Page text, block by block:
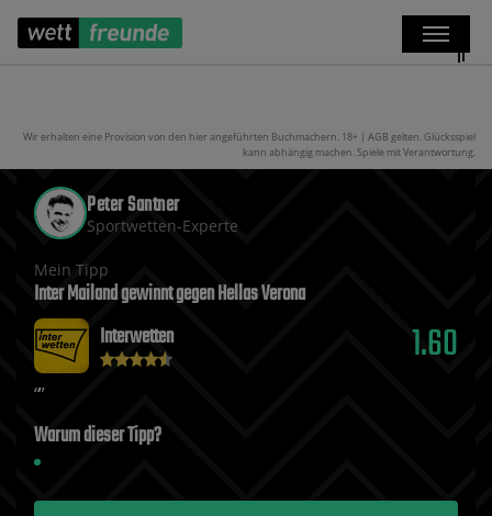
Wir erhalten eine Provision von den hier angeführten Buchmachern. 18+ | AGB gelten. Glücksspiel
kann abhängig machen. Spiele mit Verantwortung.
Peter Santner
Sportwetten-Experte
Mein Tipp
Inter Mailand gewinnt gegen Hellas Verona
Interwetten
1.60
Warum dieser Tipp?